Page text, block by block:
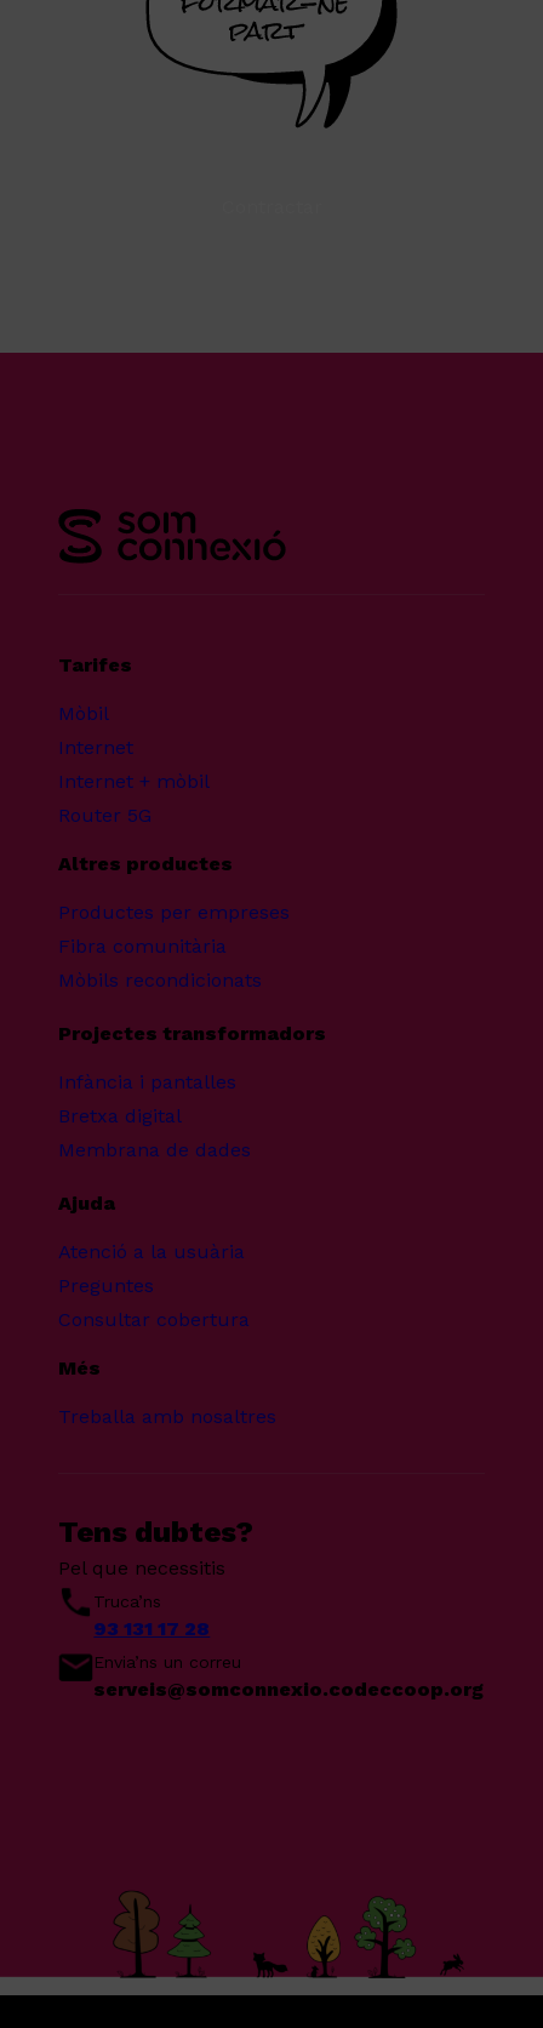
Tarifes
Mòbil
Internet
Internet + mòbil
Router 5G
Altres productes
Productes per empreses
Fibra comunitària
Mòbils recondicionats
Projectes transformadors
Infància i pantalles
Bretxa digital
Membrana de dades
Ajuda
Atenció a la usuària
Preguntes
Consultar cobertura
Més
Treballa amb nosaltres
Tens dubtes?
Pel que necessitis
Truca’ns
93 131 17 28
Envia’ns un correu
serveis@somconnexio.codeccoop.org